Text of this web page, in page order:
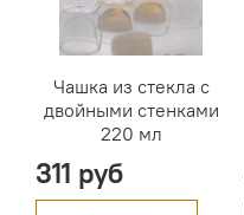
Чашка из стекла с
двойными стенками
220 мл
311 руб